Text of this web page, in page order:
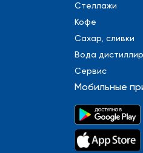
Стеллажи
Кофе
Сахар, сливки
Вода
Сервис
Мобильные